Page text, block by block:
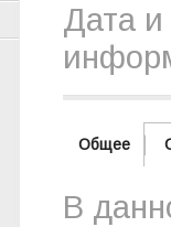
Дата и
Общее
В